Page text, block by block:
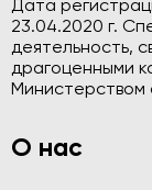
Дата
23.04.2020 г.
деятельность,
драгоценными
Министерством
О нас